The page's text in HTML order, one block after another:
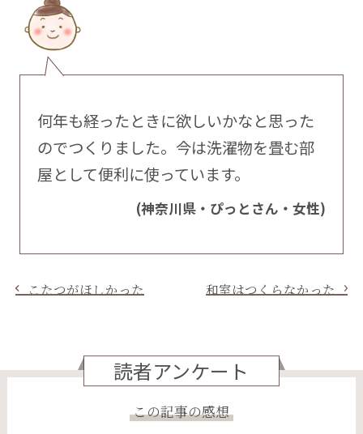
何年も経ったときに欲しいかなと思った
のでつくりました。今は洗濯物を畳む部
屋として便利に使っています。
(神奈川県・ぴっとさん・女性)
こたつがほしかった 和室はつくらなかった
読者アンケート
この記事の感想